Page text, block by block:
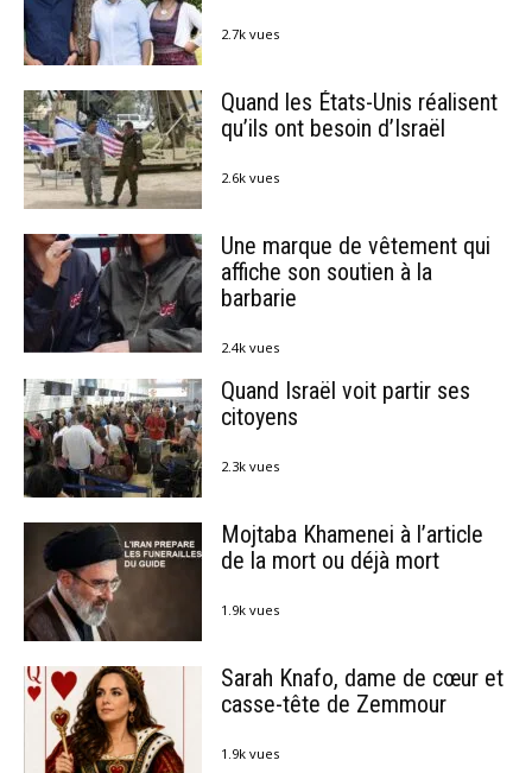
2.7k vues
Quand les États-Unis réalisent
qu’ils ont besoin d’Israël
2.6k vues
Une marque de vêtement qui
affiche son soutien à la
barbarie
2.4k vues
Quand Israël voit partir ses
citoyens
2.3k vues
Mojtaba Khamenei à l’article
de la mort ou déjà mort
1.9k vues
Sarah Knafo, dame de cœur et
casse-tête de Zemmour
1.9k vues